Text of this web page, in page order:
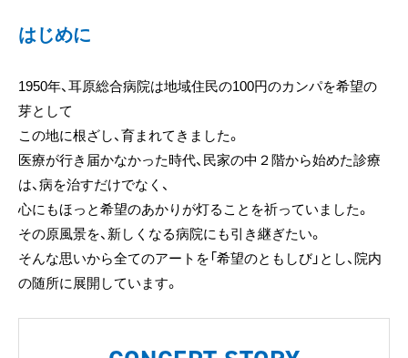
はじめに
1950年、耳原総合病院は地域住民の100円のカンパを希望の
芽として
この地に根ざし、育まれてきました。
医療が行き届かなかった時代、民家の中２階から始めた診療
は、病を治すだけでなく、
心にもほっと希望のあかりが灯ることを祈っていました。
その原風景を、新しくなる病院にも引き継ぎたい。
そんな思いから全てのアートを「希望のともしび」とし、院内
の随所に展開しています。